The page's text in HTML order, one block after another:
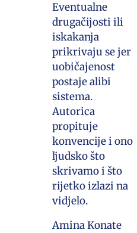
Eventualne
drugačijosti ili
iskakanja
prikrivaju se jer
uobičajenost
postaje alibi
sistema.
Autorica
propituje
konvencije i ono
ljudsko što
skrivamo i što
rijetko izlazi na
vidjelo.
Amina Konate